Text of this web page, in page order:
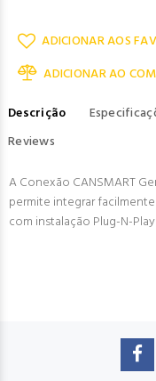
ADICIONAR AOS
ADICIONAR AO
Descrição
Reviews
A Conexão CANSMART
permite integrar
com instalação Plug-N-